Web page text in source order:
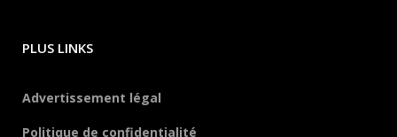
PLUS LINKS
Advertissement légal
Politique de confidentialité